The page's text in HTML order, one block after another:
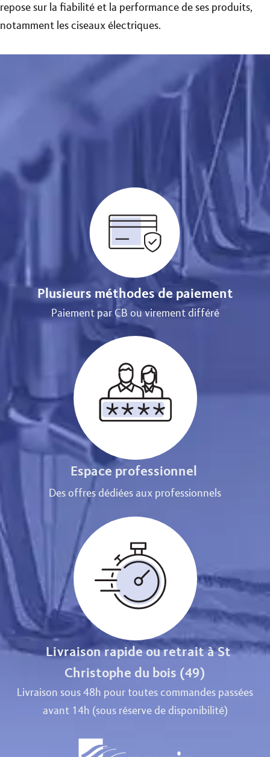
repose sur la fiabilité et la performance de ses produits,
notamment les ciseaux électriques.
Plusieurs méthodes de paiement
Paiement par CB ou virement différé
Espace professionnel
Des offres dédiées aux professionnels
Livraison rapide ou retrait à St
Christophe du bois (49)
Livraison sous 48h pour toutes commandes passées
avant 14h (sous réserve de disponibilité)